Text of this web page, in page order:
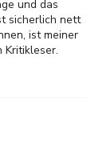
und das
sicherlich nett
ist meiner
Kritikleser.